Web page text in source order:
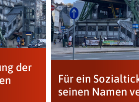
der
Für ein
seinen Namen